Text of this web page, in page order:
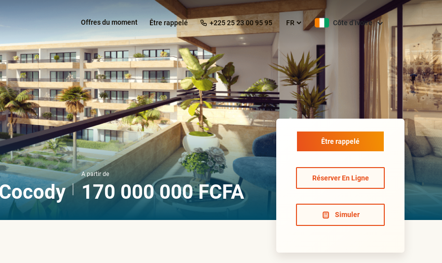
Offres du moment être rappelé +225 25 23 00 95 95 Côte d’Ivoire
A partir de
170 000 000 FCFA
être rappelé
Réserver En Ligne
Simuler